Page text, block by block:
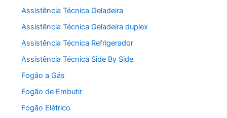
Assistência Técnica Geladeira
Assistência Técnica Geladeira duplex
Assistência Técnica Refrigerador
Assistência Técnica Side By Side
Fogão a Gás
Fogão de Embutir
Fogão Elétrico